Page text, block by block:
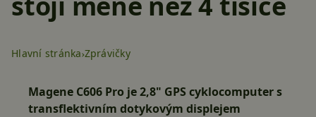
Hlavní stránka Zprávičky
Magene C606 Pro je 2,8" GPS cyklocomputer s
transflektivním dotykovým displejem